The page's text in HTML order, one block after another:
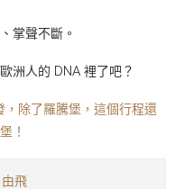
掌聲不斷。
洲人的 DNA 裡了吧？
，除了羅騰堡，這個行程還
！
飛